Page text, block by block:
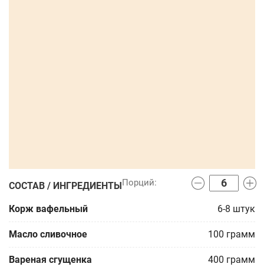
СОСТАВ / ИНГРЕДИЕНТЫ
Корж вафельный 6-8 штук
Масло сливочное 100 грамм
Вареная сгущенка 400 грамм